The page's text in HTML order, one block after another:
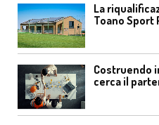
La
Toano Sport
Costruendo
cerca il